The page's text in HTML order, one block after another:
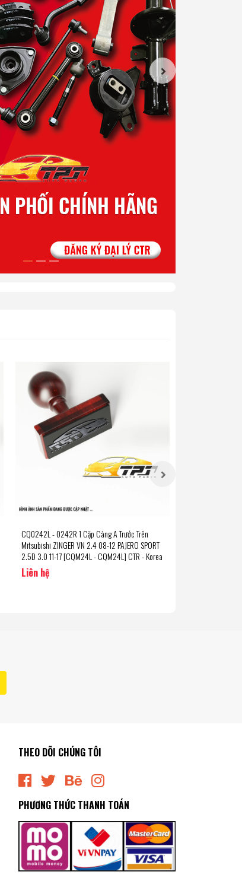
CQ0242L - 0242R 1 Cặp Càng A Trước Trên
Mitsubishi ZINGER VN 2.4 08-12 PAJERO SPORT
2.5D 3.0 11-17 [CQM24L - CQM24L] CTR - Korea
Liên hệ
THEO DÕI CHÚNG TÔI
PHƯƠNG THỨC THANH TOÁN